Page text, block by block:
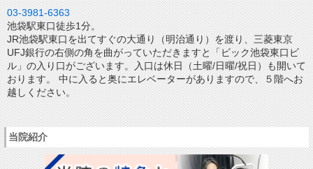
03-3981-6363
池袋駅東口徒歩1分。
JR池袋駅東口を出てすぐの大通り（明治通り）を渡り、三菱東京
UFJ銀行の右側の角を曲がっていただきますと「ビック池袋東口ビ
ル」の入り口がございます。入口は休日（土曜/日曜/祝日）も開いて
おります。 中に入ると奥にエレベーターがありますので、５階へお
越しください。
当院紹介